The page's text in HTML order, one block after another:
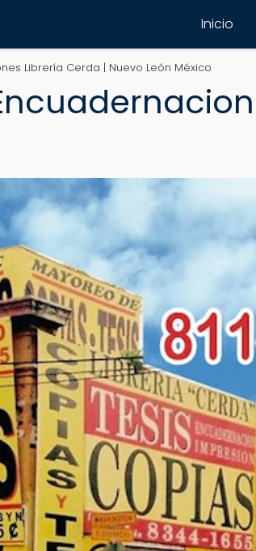
Inicio
Librería Cerda | Nuevo León México